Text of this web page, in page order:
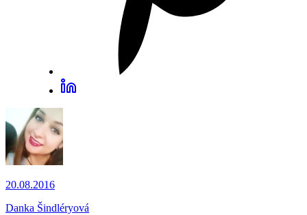
20.08.2016
Danka Šindléryová